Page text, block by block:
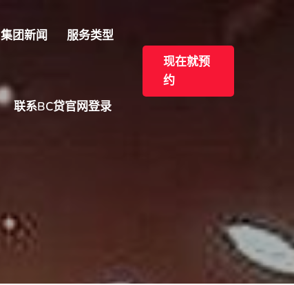
集团新闻 服务类型
联系BC贷官网登录
现在就预
约